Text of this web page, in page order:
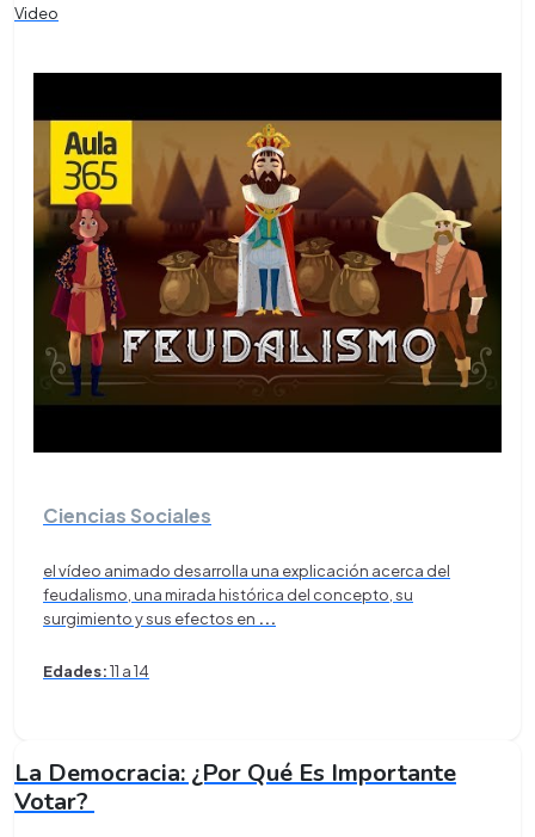
Video
Ciencias Sociales
el vídeo animado desarrolla una explicación acerca del
feudalismo, una mirada histórica del concepto, su
surgimiento y sus efectos en ...
Edades:11 a 14
La Democracia: ¿Por Qué Es Importante
Votar?